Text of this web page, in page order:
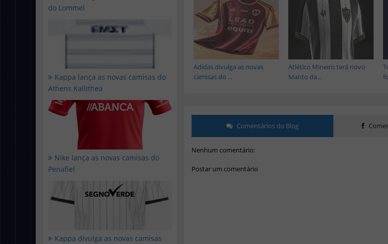
do Lommel
Kappa lança as novas camisas do
Athens Kallithea
Nike lança as novas camisas do
Penafiel
Kappa divulga as novas camisas
Atlético Mineiro terá novo
Manto da...
Adidas divulga as novas
camisas do ...
Comentários do Blog
Nenhum comentário:
Postar um comentário